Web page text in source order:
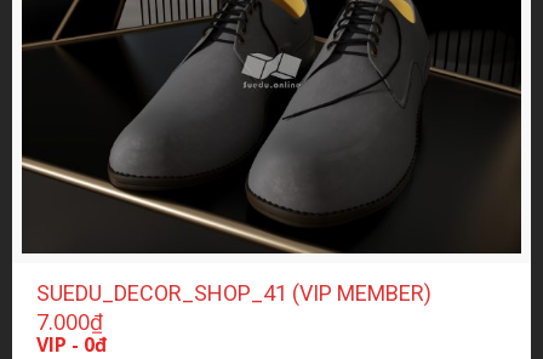
SUEDU_DECOR_SHOP_41 (VIP MEMBER)
7.000₫
VIP - 0đ